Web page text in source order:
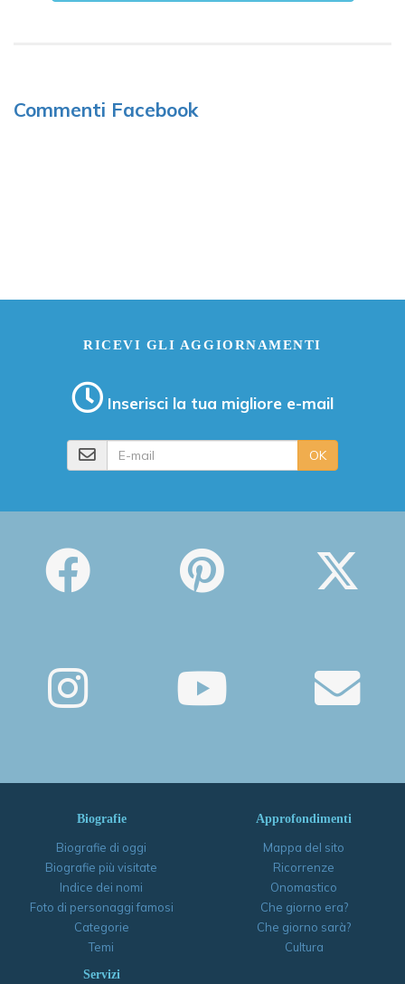
Commenti Facebook
RICEVI GLI AGGIORNAMENTI
Inserisci la tua migliore e-mail
OK
Biografie
Biografie di oggi
Biografie più visitate
Indice dei nomi
Foto di personaggi famosi
Categorie
Temi
Approfondimenti
Mappa del sito
Ricorrenze
Onomastico
Che giorno era?
Che giorno sarà?
Cultura
Servizi